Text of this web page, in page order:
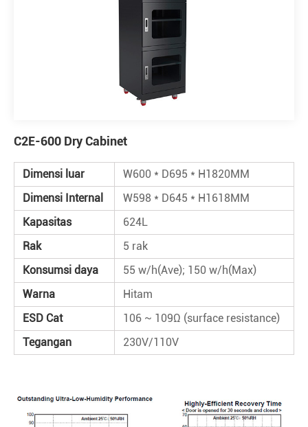
C2E-600 Dry Cabinet
Dimensi luar
W600 * D695 * H1820MM
Dimensi Internal
W598 * D645 * H1618MM
Kapasitas
624L
Rak
5 rak
Konsumsi daya
55 w/h(Ave); 150 w/h(Max)
Warna
Hitam
ESD Cat
106 ~ 109Ω (surface resistance)
Tegangan
230V/110V